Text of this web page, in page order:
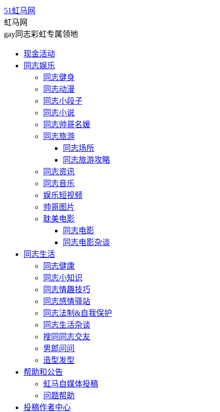
51虹马网
虹马网
gay同志彩虹专属领地
现金活动
同志娱乐
同志健身
同志动漫
同志小段子
同志小说
同志帅哥名媛
同志旅游
同志场所
同志旅游攻略
同志资讯
同志音乐
娱乐短视频
帅哥图片
耽美电影
同志电影
同志电影杂谈
同志生活
同志健康
同志小知识
同志情趣技巧
同志感情驿站
同志法制&自我保护
同志生活杂谈
搜同同志交友
男郎问问
造型发型
帮助和公告
虹马自媒体投稿
问题帮助
投稿作者中心